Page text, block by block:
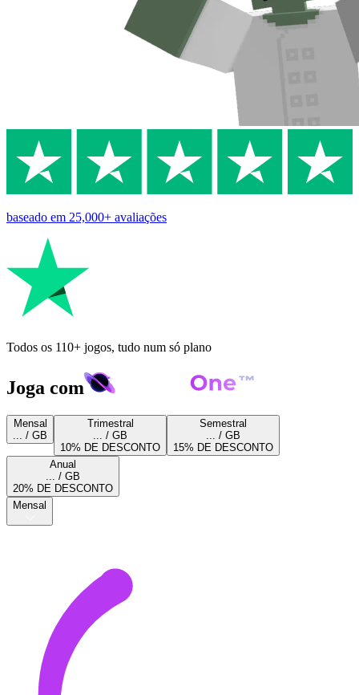
baseado em 25,000+ avaliações
Todos os 110+ jogos, tudo num só plano
Joga com
Mensal
... / GB
Trimestral
... / GB
10% DE DESCONTO
Semestral
... / GB
15% DE DESCONTO
Anual
... / GB
20% DE DESCONTO
Mensal